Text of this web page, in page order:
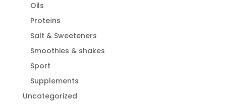
Oils
Proteïns
Salt & Sweeteners
Smoothies & shakes
Sport
Supplements
Uncategorized